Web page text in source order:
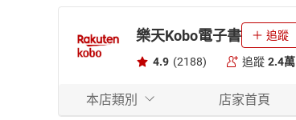
樂天Kobo電子書 追蹤
4.9 (2188) 追蹤 2.4萬
本店類別 店家首頁